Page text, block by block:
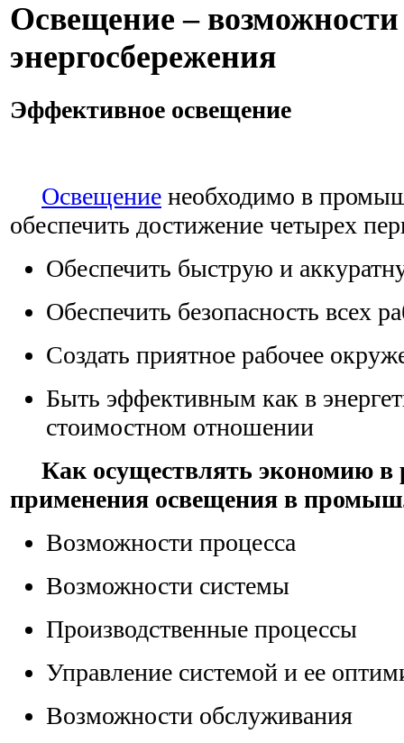
Освещение –
энергосбережения
Эффективное освещение
Освещение необходимо в
обеспечить достижение четырех
Обеспечить быструю и
Обеспечить безопасность всех
Создать приятное рабочее
Быть эффективным как в
стоимостном отношении
Как осуществлять экономию в
применения освещения в
Возможности процесса
Возможности системы
Производственные процессы
Управление системой и ее
Возможности обслуживания